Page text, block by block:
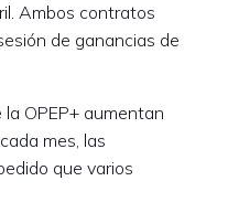
Ambos contratos
de ganancias de
OPEP+ aumentan
mes, las
que varios